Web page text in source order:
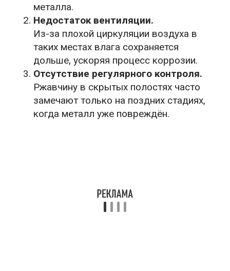
металла.
Недостаток вентиляции.
Из-за плохой циркуляции воздуха в
таких местах влага сохраняется
дольше, ускоряя процесс коррозии.
Отсутствие регулярного контроля.
Ржавчину в скрытых полостях часто
замечают только на поздних стадиях,
когда металл уже повреждён.